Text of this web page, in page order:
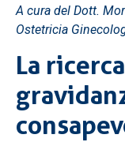
A cura del Dott.
Ostetricia
La